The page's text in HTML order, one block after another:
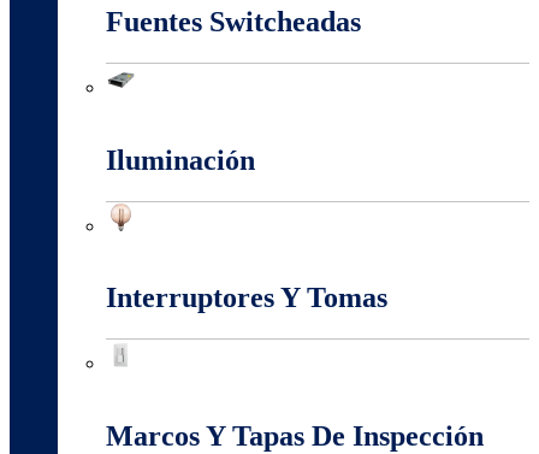
Fuentes Switcheadas
Iluminación
Interruptores Y Tomas
Marcos Y Tapas De Inspección